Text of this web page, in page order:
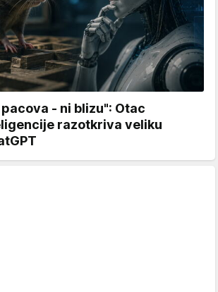
- ni blizu": Otac
razotkriva veliku